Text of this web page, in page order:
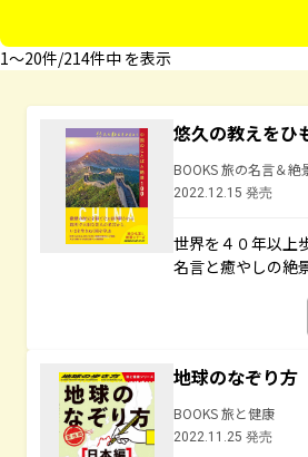
1〜20件/214件中 を表示
悠久の教えをひ
BOOKS 旅の名言＆絶
2022.12.15 発売
世界を４０年以上
名言と癒やしの絶
地球のなぞり
BOOKS 旅と健康
2022.11.25 発売